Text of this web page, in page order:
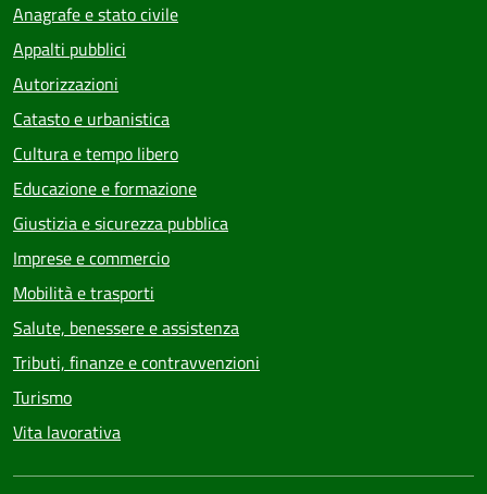
Anagrafe e stato civile
Appalti pubblici
Autorizzazioni
Catasto e urbanistica
Cultura e tempo libero
Educazione e formazione
Giustizia e sicurezza pubblica
Imprese e commercio
Mobilità e trasporti
Salute, benessere e assistenza
Tributi, finanze e contravvenzioni
Turismo
Vita lavorativa